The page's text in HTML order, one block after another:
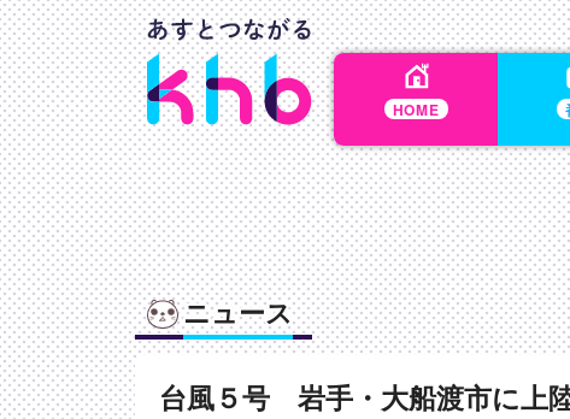
HOME
ニュース
台風５号 岩手・大船渡市に上